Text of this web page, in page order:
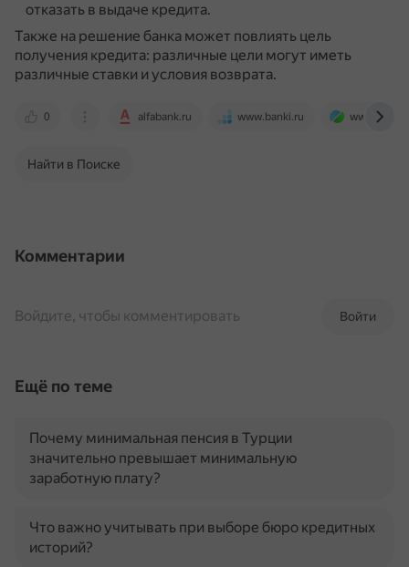
отказать в выдаче кредита.
Также на решение банка может повлиять цель
получения кредита: различные цели могут иметь
различные ставки и условия возврата.
0 alfabank.ru www.banki.ru
Найти в Поиске
Комментарии
Войти
Войдите, чтобы комментировать
Ещё по теме
Почему минимальная пенсия в Турции
значительно превышает минимальную
заработную плату?
Что важно учитывать при выборе бюро кредитных
историй?